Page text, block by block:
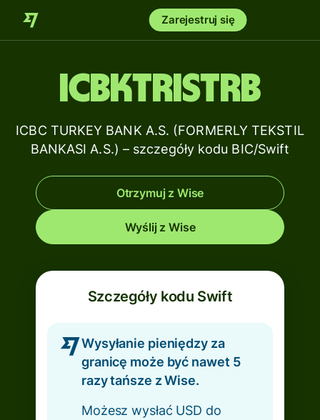
Zarejestruj się
ICBKTRISTRB
ICBC TURKEY BANK A.S. (FORMERLY TEKSTIL
BANKASI A.S.) – szczegóły kodu BIC/Swift
Otrzymuj z Wise
Wyślij z Wise
Szczegóły kodu Swift
Wysyłanie pieniędzy za
granicę może być nawet 5
razy tańsze z Wise.
Możesz wysłać USD do